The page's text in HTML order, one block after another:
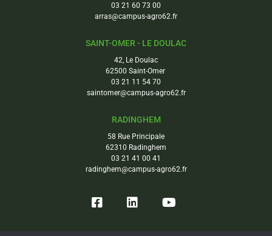
03 21 60 73 00
arras@campus-agro62.fr
SAINT-OMER - LE DOULAC
42, Le Doulac
62500 Saint-Omer
03 21 11 54 70
saintomer@campus-agro62.fr
RADINGHEM
58 Rue Principale
62310 Radinghem
03 21 41 00 41
radinghem@campus-agro62.fr